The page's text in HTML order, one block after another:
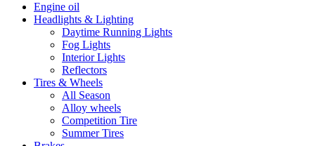
Engine oil
Headlights & Lighting
Daytime Running Lights
Fog Lights
Interior Lights
Reflectors
Tires & Wheels
All Season
Alloy wheels
Competition Tire
Summer Tires